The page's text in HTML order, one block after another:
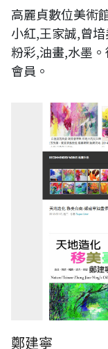
高麗貞數位美術
小紅,王家誠,曾
粉彩,油畫,水墨
會員。
鄭建寧